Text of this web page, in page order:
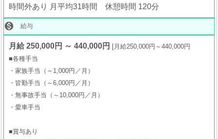
時間外あり 月平均31時間 休憩時間 120分
 給与
月給 250,000円 ～ 440,000円
月給250,000円～440,000円
■各種手当
・家族手当（～1,000円／月）
・皆勤手当（～6,000円／月）
・無事故手当（～10,000円／月）
・愛車手当
■賞与あり